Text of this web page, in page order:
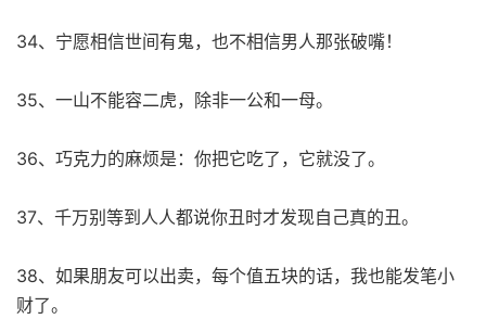
34、宁愿相信世间有鬼，也不相信男人那张破嘴！
35、一山不能容二虎，除非一公和一母。
36、巧克力的麻烦是：你把它吃了，它就没了。
37、千万别等到人人都说你丑时才发现自己真的丑。
38、如果朋友可以出卖，每个值五块的话，我也能发笔小
财了。